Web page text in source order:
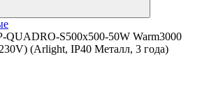
QUADRO-S500x500-50W Warm3000
(Arlight, IP40 Металл, 3 года)